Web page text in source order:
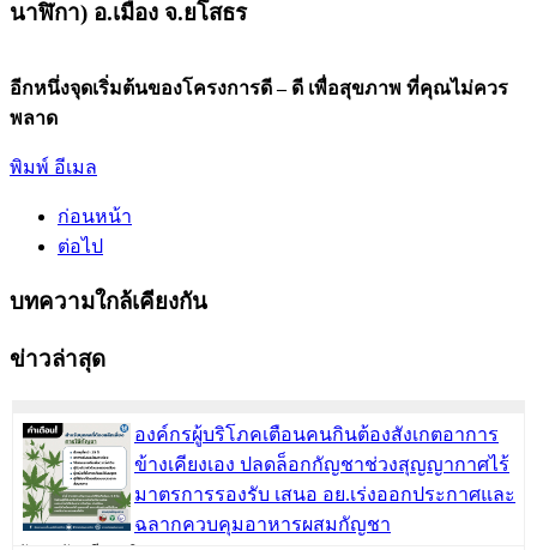
นาฬิกา) อ.เมือง จ.ยโสธร
อีกหนึ่งจุดเริ่มต้นของโครงการดี – ดี เพื่อสุขภาพ ที่คุณไม่ควร
พลาด
พิมพ์ อีเมล
ก่อนหน้า
ต่อไป
บทความใกล้เคียงกัน
ข่าวล่าสุด
องค์กรผู้บริโภคเตือนคนกินต้องสังเกตอาการ
ข้างเคียงเอง ปลดล็อกกัญชาช่วงสุญญากาศไร้
มาตรการรองรับ เสนอ อย.เร่งออกประกาศและ
ฉลากควบคุมอาหารผสมกัญชา